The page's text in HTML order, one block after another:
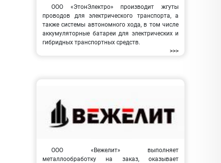
ООО «ЭтонЭлектро» производит жгуты
проводов для электрического транспорта, а
также системы автономного хода, в том числе
аккумуляторные батареи для электрических и
гибридных транспортных средств.
>>>
ООО «Вежелит» выполняет
металлообработку на заказ, оказывает